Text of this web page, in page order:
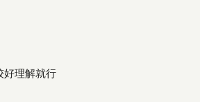
好理解就行